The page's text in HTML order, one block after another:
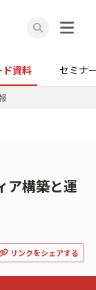
資料 セミナ
ア構築と運
リンクをシェアする